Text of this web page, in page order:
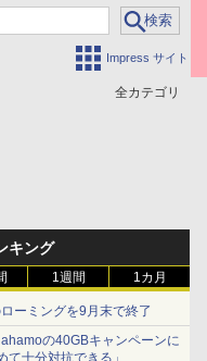
Impress サイト
全カテゴリ
キング
1週間 1カ月
ーミングを9月末で終了
の40GBキャンペーンに
て十分対抗できる」